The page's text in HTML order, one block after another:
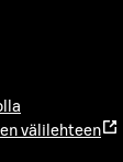
välilehteen